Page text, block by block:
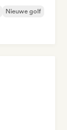
Nieuwe golf